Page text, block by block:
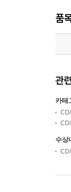
품
관
카테
수상